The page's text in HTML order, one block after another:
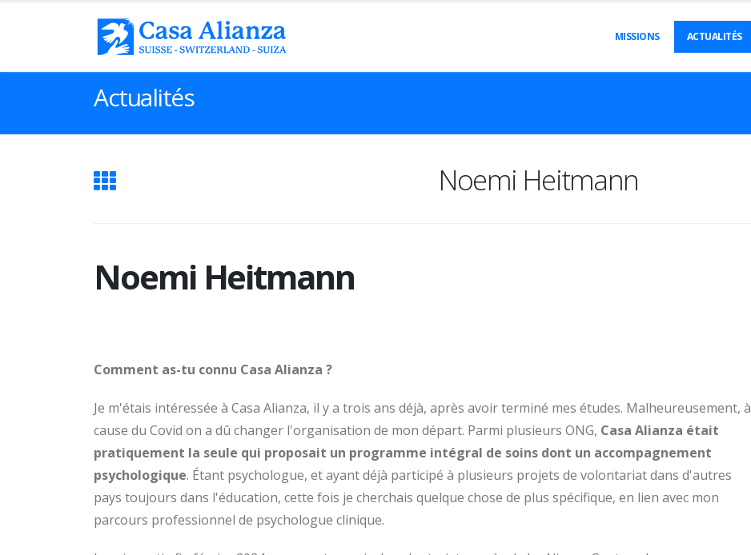
MISSIONS ACTUALITÉS
Actualités
Noemi Heitmann
Noemi Heitmann
Comment as-tu connu Casa Alianza ?
Je m'étais intéressée à Casa Alianza, il y a trois ans déjà, après avoir terminé mes études. Malheureusement, à
cause du Covid on a dû changer l'organisation de mon départ. Parmi plusieurs ONG, Casa Alianza était
pratiquement la seule qui proposait un programme intégral de soins dont un accompagnement
psychologique. Étant psychologue, et ayant déjà participé à plusieurs projets de volontariat dans d'autres
pays toujours dans l'éducation, cette fois je cherchais quelque chose de plus spécifique, en lien avec mon
parcours professionnel de psychologue clinique.